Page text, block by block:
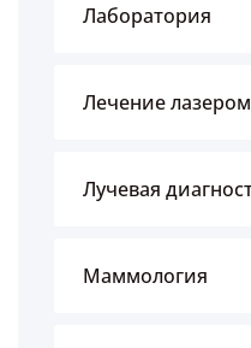
Лаборатория
Лечение лазером
Лучевая
Маммология